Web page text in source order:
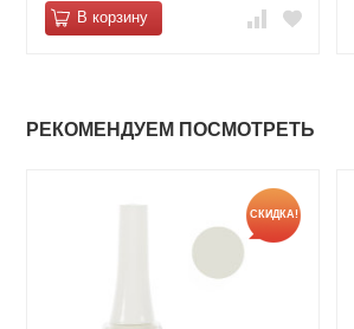
В корзину
РЕКОМЕНДУЕМ ПОСМОТРЕТЬ
СКИДКА!